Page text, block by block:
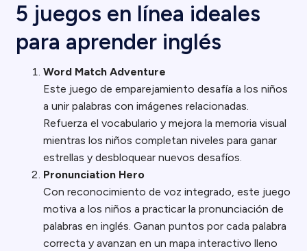
5 juegos en línea ideales
para aprender inglés
Word Match Adventure
Este juego de emparejamiento desafía a los niños
a unir palabras con imágenes relacionadas.
Refuerza el vocabulario y mejora la memoria visual
mientras los niños completan niveles para ganar
estrellas y desbloquear nuevos desafíos.
Pronunciation Hero
Con reconocimiento de voz integrado, este juego
motiva a los niños a practicar la pronunciación de
palabras en inglés. Ganan puntos por cada palabra
correcta y avanzan en un mapa interactivo lleno